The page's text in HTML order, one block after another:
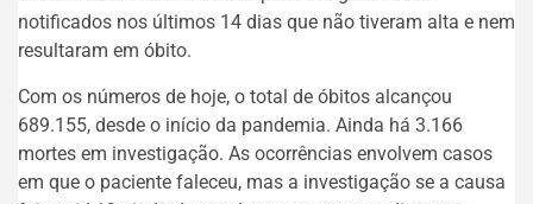
notificados nos últimos 14 dias que não tiveram alta e nem
resultaram em óbito.
Com os números de hoje, o total de óbitos alcançou
689.155, desde o início da pandemia. Ainda há 3.166
mortes em investigação. As ocorrências envolvem casos
em que o paciente faleceu, mas a investigação se a causa